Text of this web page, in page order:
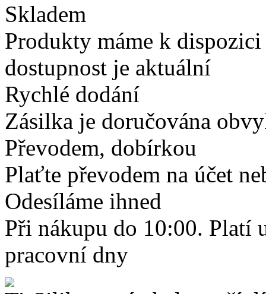
Skladem
Produkty máme k
dostupnost je aktuální
Rychlé dodání
Zásilka je doručována
Převodem, dobírkou
Plaťte převodem na účet
Odesíláme ihned
Při nákupu do 10:00. Platí
pracovní dny